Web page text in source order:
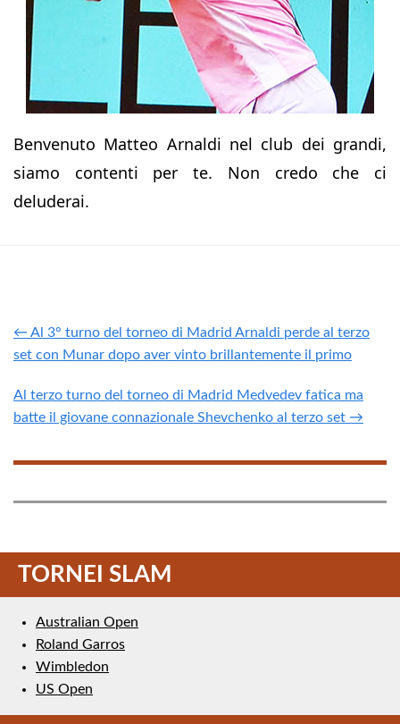
Benvenuto Matteo Arnaldi nel club dei grandi,
siamo contenti per te. Non credo che ci
deluderai.
← Al 3° turno del torneo di Madrid Arnaldi perde al terzo
set con Munar dopo aver vinto brillantemente il primo
Al terzo turno del torneo di Madrid Medvedev fatica ma
batte il giovane connazionale Shevchenko al terzo set →
TORNEI SLAM
Australian Open
Roland Garros
Wimbledon
US Open